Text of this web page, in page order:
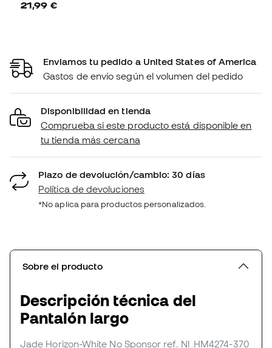
21,99 €
Enviamos tu pedido a United States of America
Gastos de envío según el volumen del pedido
Disponibilidad en tienda
Comprueba si este producto está disponible en
tu tienda más cercana
Plazo de devolución/cambio: 30 días
Política de devoluciones
*No aplica para productos personalizados.
Sobre el producto
Descripción técnica del
Pantalón largo
Jade Horizon-White No Sponsor ref. NI_HM4274-370